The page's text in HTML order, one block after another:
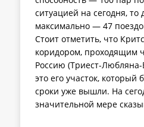
ситуацией на сегодня,
максимально — 47
Стоит отметить, что
коридором, проходящим
Россию (Триест-
это его участок, который
сроки уже вышли. На
значительной мере